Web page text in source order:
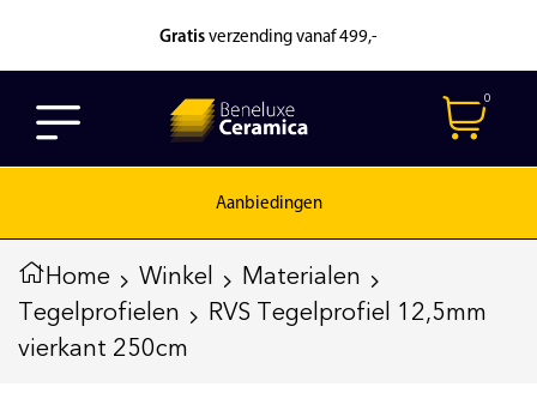
Gratis verzending vanaf 499,-
0
Aanbiedingen
Home Winkel
Materialen
Tegelprofielen
RVS Tegelprofiel 12,5mm
vierkant 250cm